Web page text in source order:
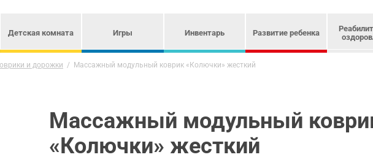
Детская комната Игры Инвентарь Развитие ребенка
и дорожки / Массажный модульный коврик «Колючки» жесткий
Массажный модульный
«Колючки» жесткий